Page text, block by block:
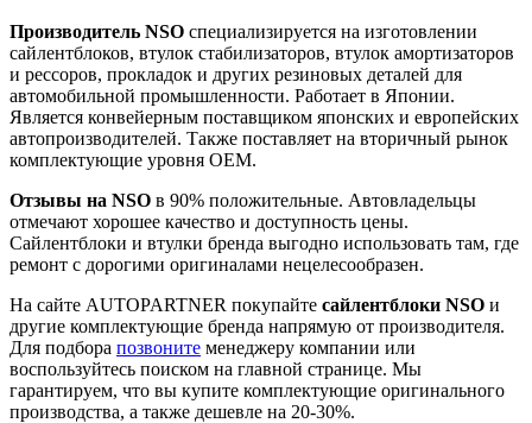
Производитель NSO специализируется на изготовлении
сайлентблоков, втулок стабилизаторов, втулок амортизаторов
и рессоров, прокладок и других резиновых деталей для
автомобильной промышленности. Работает в Японии.
Является конвейерным поставщиком японских и европейских
автопроизводителей. Также поставляет на вторичный рынок
комплектующие уровня OEM.
Отзывы на NSO в 90% положительные. Автовладельцы
отмечают хорошее качество и доступность цены.
Сайлентблоки и втулки бренда выгодно использовать там, где
ремонт с дорогими оригиналами нецелесообразен.
На сайте AUTOPARTNER покупайте сайлентблоки NSO и
другие комплектующие бренда напрямую от производителя.
Для подбора позвоните менеджеру компании или
воспользуйтесь поиском на главной странице. Мы
гарантируем, что вы купите комплектующие оригинального
производства, а также дешевле на 20-30%.